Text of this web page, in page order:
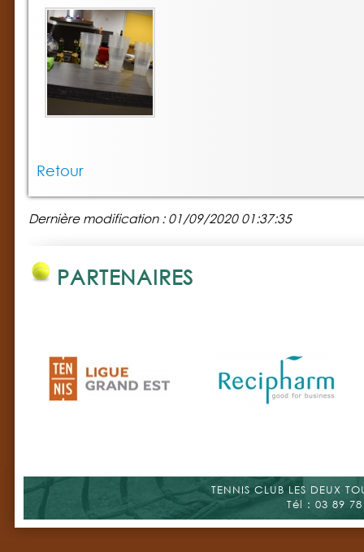
Retour
Dernière modification : 01/09/2020 01:37:35
PARTENAIRES
TENNIS CLUB LES DEUX
Tél : 03 89